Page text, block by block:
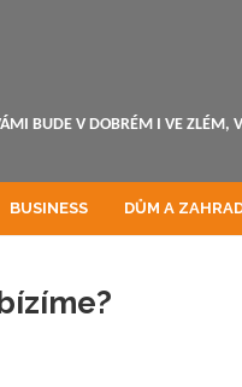
BUDE V DOBRÉM I VE
BUSINESS DŮM A